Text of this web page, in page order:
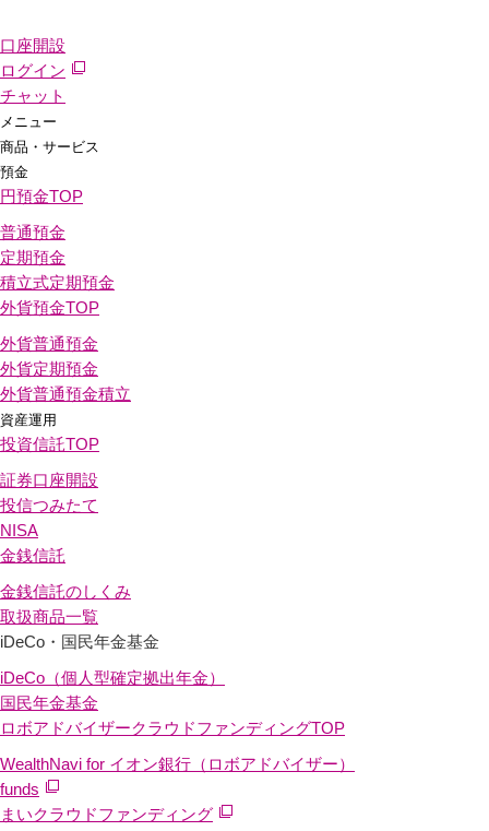
口座開設
ログイン
チャット
メニュー
商品・サービス
預金
円預金TOP
普通預金
定期預金
積立式定期預金
外貨預金TOP
外貨普通預金
外貨定期預金
外貨普通預金積立
資産運用
投資信託TOP
証券口座開設
投信つみたて
NISA
金銭信託
金銭信託のしくみ
取扱商品一覧
iDeCo・国民年金基金
iDeCo（個人型確定拠出年金）
国民年金基金
ロボアドバイザークラウドファンディングTOP
WealthNavi for イオン銀行（ロボアドバイザー）
funds
まいクラウドファンディング